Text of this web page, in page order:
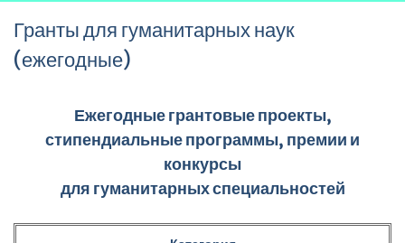
Гранты для гуманитарных наук
(ежегодные)
Ежегодные грантовые проекты,
стипендиальные программы, премии и
конкурсы
для гуманитарных специальностей